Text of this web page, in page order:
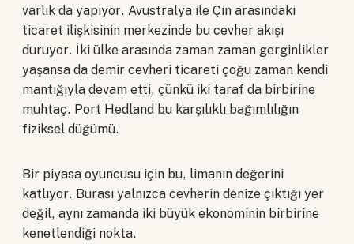
varlık da yapıyor. Avustralya ile Çin arasındaki
ticaret ilişkisinin merkezinde bu cevher akışı
duruyor. İki ülke arasında zaman zaman gerginlikler
yaşansa da demir cevheri ticareti çoğu zaman kendi
mantığıyla devam etti, çünkü iki taraf da birbirine
muhtaç. Port Hedland bu karşılıklı bağımlılığın
fiziksel düğümü.
Bir piyasa oyuncusu için bu, limanın değerini
katlıyor. Burası yalnızca cevherin denize çıktığı yer
değil, aynı zamanda iki büyük ekonominin birbirine
kenetlendiği nokta.